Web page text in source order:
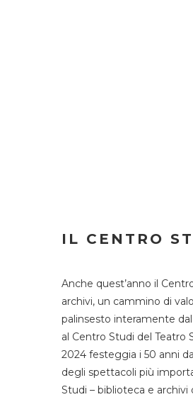
IL CENTRO
Anche quest’anno il
archivi, un cammino di
palinsesto interamente
al Centro Studi del Teatro
2024 festeggia i 50 anni
degli spettacoli più
Studi – biblioteca e